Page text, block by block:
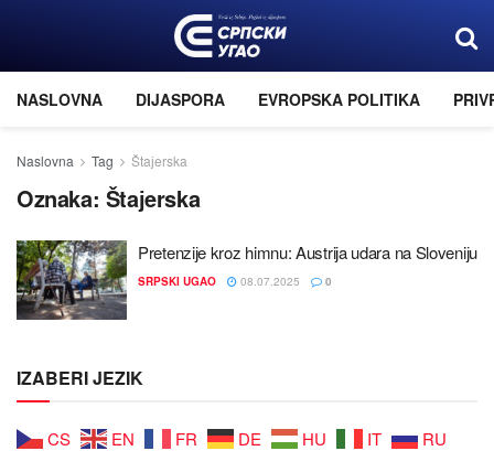
NASLOVNA DIJASPORA EVROPSKA POLITIKA
Naslovna Tag Štaјerska
Oznaka: Štaјerska
Pretenziјe kroz himnu: Austriјa udara na Sloveniјu
SRPSKI UGAO 08.07.2025 0
IZABERI JEZIK
CS EN FR DE HU IT RU